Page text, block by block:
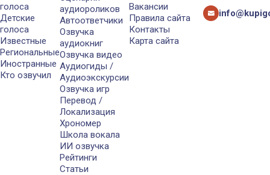
голоса
Детские
голоса
Известные
Региональные
Иностранные
Кто озвучил
аудиороликов
Автоответчики
Озвучка
аудиокниг
Озвучка видео
Аудиогиды /
Аудиоэкскурсии
Озвучка игр
Перевод /
Локализация
Хрономер
Школа вокала
ИИ озвучка
Рейтинги
Статьи
Вакансии
Правила сайта
Контакты
Карта сайта